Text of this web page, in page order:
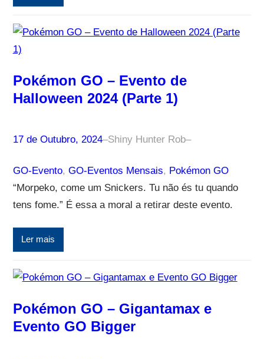
Pokémon GO – Evento de
Halloween 2024 (Parte 1)
17 de Outubro, 2024–Shiny Hunter Rob–
GO-Evento, GO-Eventos Mensais, Pokémon GO
“Morpeko, come um Snickers. Tu não és tu quando
tens fome.” É essa a moral a retirar deste evento.
Ler mais
Pokémon GO – Gigantamax e
Evento GO Bigger